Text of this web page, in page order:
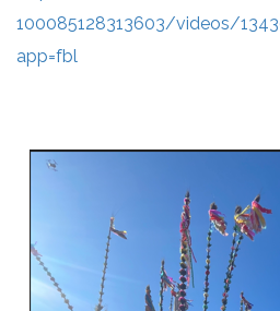
100085128313603/videos/
app=fbl